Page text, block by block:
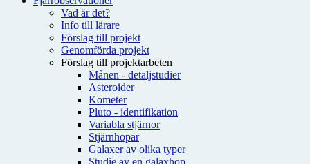
Vad är det?
Info till lärare
Förslag till projekt
Genomförda projekt
Förslag till projektarbeten
Månen - detaljstudier
Asteroider
Kometer
Pluto - identifikation
Variabla stjärnor
Stjärnhopar
Galaxer av olika typer
Studie av en galaxhop